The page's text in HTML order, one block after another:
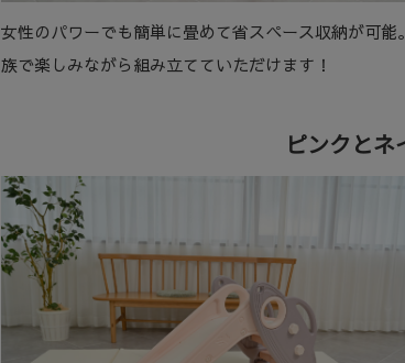
女性のパワーでも簡単に畳めて省スペース収納が可
族で楽しみながら組み立てていただけます！
ピンクとネ